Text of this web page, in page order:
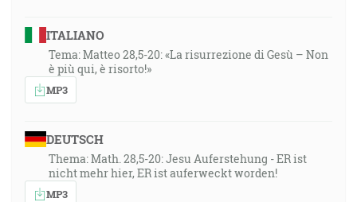
ITALIANO
Tema: Matteo 28,5-20: «La risurrezione di Gesù – Non
è più qui, è risorto!»
MP3
DEUTSCH
Thema: Math. 28,5-20: Jesu Auferstehung - ER ist
nicht mehr hier, ER ist auferweckt worden!
MP3